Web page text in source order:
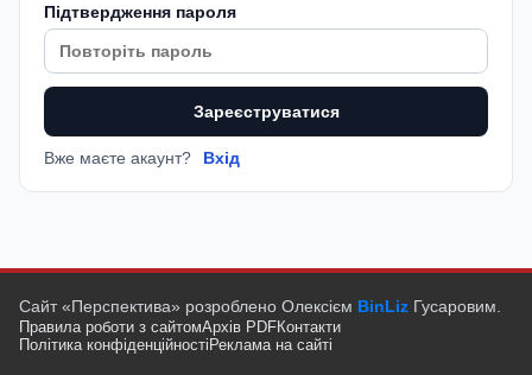
Підтвердження пароля
Зареєструватися
Вже маєте акаунт? Вхід
Сайт «Перспектива» розроблено Олексієм BinLiz Гусаровим.
Правила роботи з сайтомАрхів PDFКонтакти
Політика конфіденційності Реклама на сайті